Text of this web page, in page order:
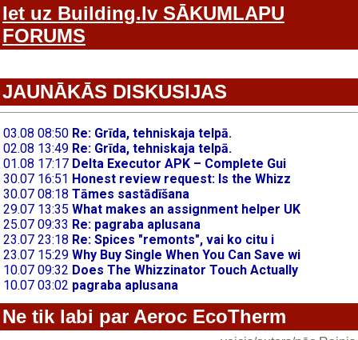
Iet uz Building.lv SĀKUMLAPU
FORUMS
JAUNĀKĀS DISKUSIJAS
Ne tik labi par Aeroc EcoTherm